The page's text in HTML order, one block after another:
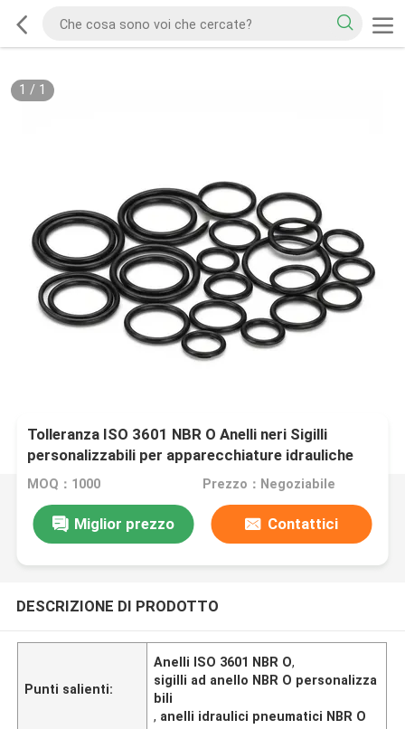
1 / 1
Tolleranza ISO 3601 NBR O Anelli neri Sigilli
personalizzabili per apparecchiature idrauliche
pneumatiche e componenti di macchine industriali
MOQ：1000 Prezzo：Negoziabile
Miglior prezzo Contattici
DESCRIZIONE DI PRODOTTO
Punti salienti:
Anelli ISO 3601 NBR O,
sigilli ad anello NBR O personalizza
bili
, anelli idraulici pneumatici NBR O